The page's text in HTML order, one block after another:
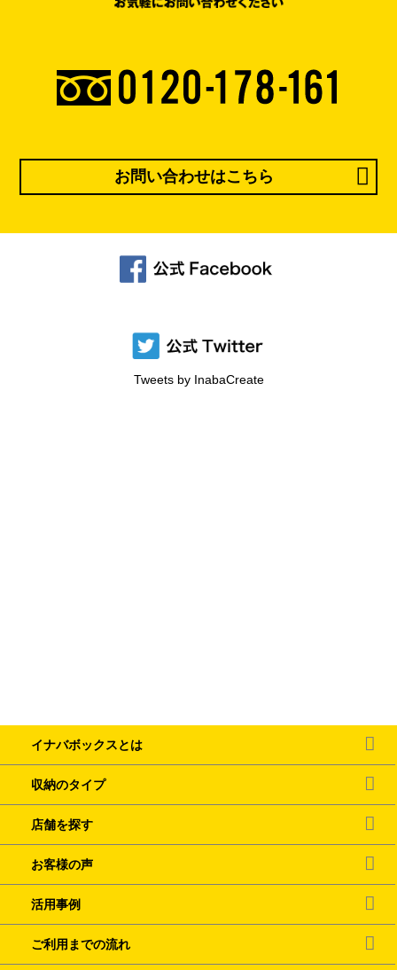
お問い合わせはこちら
Tweets by InabaCreate
イナバボックスとは
収納のタイプ
店舗を探す
お客様の声
活用事例
ご利用までの流れ